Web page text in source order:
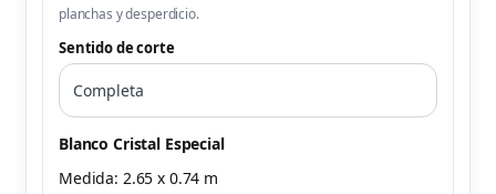
planchas y desperdicio.
Sentido de corte
Blanco Cristal Especial
Medida: 2.65 x 0.74 m